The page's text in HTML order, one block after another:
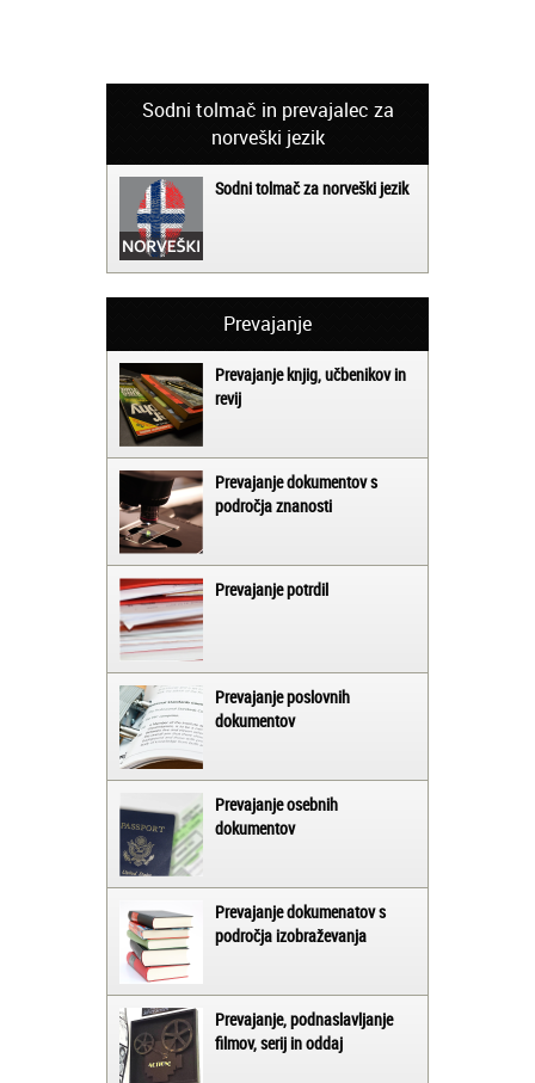
Sodni tolmač in prevajalec za
norveški jezik
Sodni tolmač za norveški jezik
Prevajanje
Prevajanje knjig, učbenikov in
revij
Prevajanje dokumentov s
področja znanosti
Prevajanje potrdil
Prevajanje poslovnih
dokumentov
Prevajanje osebnih
dokumentov
Prevajanje dokumenatov s
področja izobraževanja
Prevajanje, podnaslavljanje
filmov, serij in oddaj